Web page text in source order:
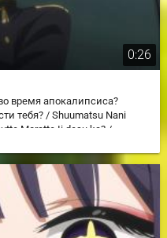
0:26
время апокалипсиса?
тебя? / Shuumatsu Nani
Moratte Ii desu ka? /